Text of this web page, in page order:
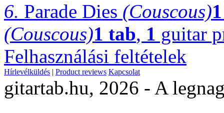
6. Parade Dies (Couscous)
(Couscous)1 tab, 1 guitar
Felhasználási feltételek
Hírlevélküldés | Product reviews Kapcsolat
gitartab.hu, 2026 - A